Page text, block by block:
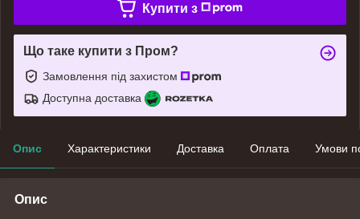
Купити з
Що таке купити з Пром?
Замовлення під захистом
Доступна доставка
Опис Характеристики Доставка Оплата Умови
Опис